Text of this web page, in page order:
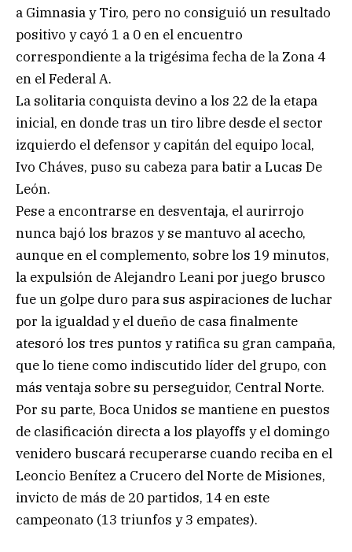
a Gimnasia y Tiro, pero no consiguió un resultado
positivo y cayó 1 a 0 en el encuentro
correspondiente a la trigésima fecha de la Zona 4
en el Federal A.
La solitaria conquista devino a los 22 de la etapa
inicial, en donde tras un tiro libre desde el sector
izquierdo el defensor y capitán del equipo local,
Ivo Cháves, puso su cabeza para batir a Lucas De
León.
Pese a encontrarse en desventaja, el aurirrojo
nunca bajó los brazos y se mantuvo al acecho,
aunque en el complemento, sobre los 19 minutos,
la expulsión de Alejandro Leani por juego brusco
fue un golpe duro para sus aspiraciones de luchar
por la igualdad y el dueño de casa finalmente
atesoró los tres puntos y ratifica su gran campaña,
que lo tiene como indiscutido líder del grupo, con
más ventaja sobre su perseguidor, Central Norte.
Por su parte, Boca Unidos se mantiene en puestos
de clasificación directa a los playoffs y el domingo
venidero buscará recuperarse cuando reciba en el
Leoncio Benítez a Crucero del Norte de Misiones,
invicto de más de 20 partidos, 14 en este
campeonato (13 triunfos y 3 empates).